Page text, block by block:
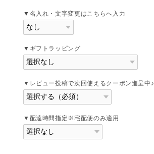
▼名入れ・文字変更はこちらへ入力
▼ギフトラッピング
▼レビュー投稿で次回使えるクーポン進呈中♪
▼配達時間指定※宅配便のみ適用